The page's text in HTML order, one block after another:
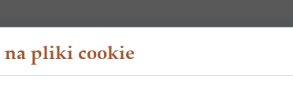
na pliki cookie